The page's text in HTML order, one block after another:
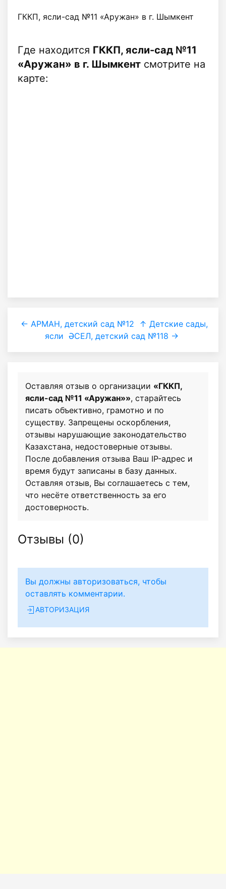
ГККП, ясли-сад №11 «Аружан» в г. Шымкент
Где находится ГККП, ясли-сад №11
«Аружан» в г. Шымкент смотрите на
карте:
← АРМАН, детский сад №12
↑ Детские сады,
ясли ӘСЕЛ, детский сад №118 →
Оставляя отзыв о организации «ГККП,
ясли-сад №11 «Аружан»», старайтесь
писать объективно, грамотно и по
существу. Запрещены оскорбления,
отзывы нарушающие законодательство
Казахстана, недостоверные отзывы.
После добавления отзыва Ваш IP-адрес и
время будут записаны в базу данных.
Оставляя отзыв, Вы соглашаетесь с тем,
что несёте ответственность за его
достоверность.
Отзывы (0)
Вы должны авторизоваться, чтобы
оставлять комментарии.
АВТОРИЗАЦИЯ